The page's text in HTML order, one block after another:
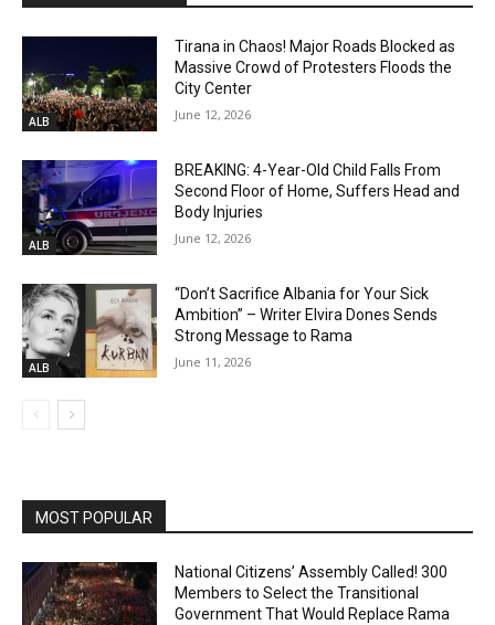
ALB
Tirana in Chaos! Major Roads Blocked as
Massive Crowd of Protesters Floods the
City Center
June 12, 2026
ALB
BREAKING: 4-Year-Old Child Falls From
Second Floor of Home, Suffers Head and
Body Injuries
June 12, 2026
ALB
“Don’t Sacrifice Albania for Your Sick
Ambition” – Writer Elvira Dones Sends
Strong Message to Rama
June 11, 2026
MOST POPULAR
National Citizens’ Assembly Called! 300
Members to Select the Transitional
Government That Would Replace Rama